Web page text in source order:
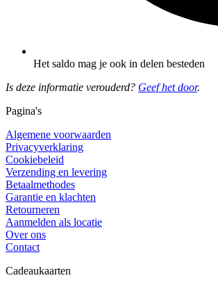
Het saldo mag je ook in delen besteden
Is deze informatie verouderd? Geef het door.
Pagina's
Algemene voorwaarden
Privacyverklaring
Cookiebeleid
Verzending en levering
Betaalmethodes
Garantie en klachten
Retourneren
Aanmelden als locatie
Over ons
Contact
Cadeaukaarten